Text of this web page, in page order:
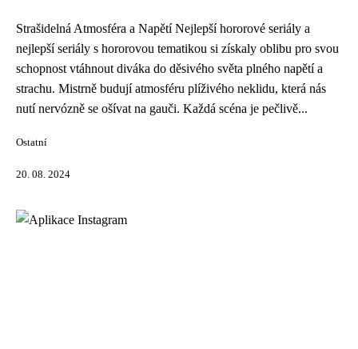
Strašidelná Atmosféra a Napětí Nejlepší hororové seriály a
nejlepší seriály s hororovou tematikou si získaly oblibu pro svou
schopnost vtáhnout diváka do děsivého světa plného napětí a
strachu. Mistrně budují atmosféru plíživého neklidu, která nás
nutí nervózně se ošívat na gauči. Každá scéna je pečlivě...
Ostatní
20. 08. 2024